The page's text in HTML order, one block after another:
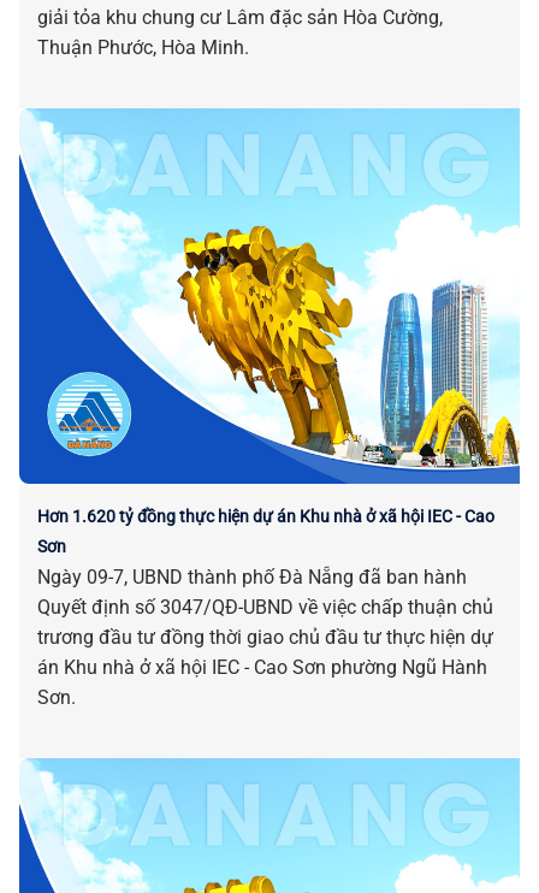
giải tỏa khu chung cư Lâm đặc sản Hòa Cường,
Thuận Phước, Hòa Minh.
Hơn 1.620 tỷ đồng thực hiện dự án Khu nhà ở xã hội IEC - Cao
Sơn
Ngày 09-7, UBND thành phố Đà Nẵng đã ban hành
Quyết định số 3047/QĐ-UBND về việc chấp thuận chủ
trương đầu tư đồng thời giao chủ đầu tư thực hiện dự
án Khu nhà ở xã hội IEC - Cao Sơn phường Ngũ Hành
Sơn.